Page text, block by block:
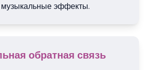
эффекты.
обратная связь